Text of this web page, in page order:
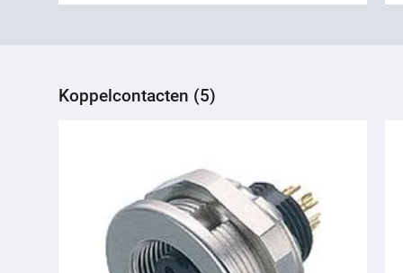
Koppelcontacten (5)